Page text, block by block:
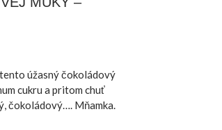
úžasný čokoládový
cukru a pritom chuť
čokoládový…. Mňamka.